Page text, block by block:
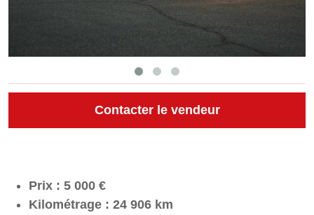
Prix : 5 000 €
Kilométrage : 24 906 km
Contacter le vendeur